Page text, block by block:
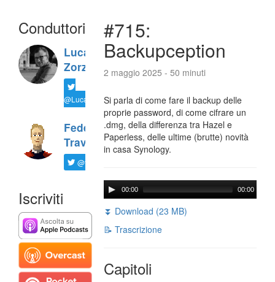
Conduttori
Luca
Zorzi
@LucaTNT
Federico
Travaini
@ftrava
Iscriviti
#715:
Backupception
2 maggio 2025 - 50 minuti
Si parla di come fare il backup delle
proprie password, di come cifrare un
.dmg, della differenza tra Hazel e
Paperless, delle ultime (brutte) novità
in casa Synology.
00:00 00:00
⏬ Download (23 MB)
📝 Trascrizione
Capitoli